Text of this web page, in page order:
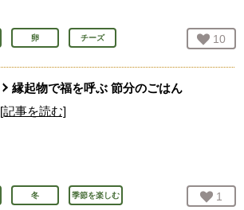
卵 チーズ お気
10
縁起物で福を呼ぶ 節分のごはん
[記事を読む]
冬 季節を楽しむ お気
1